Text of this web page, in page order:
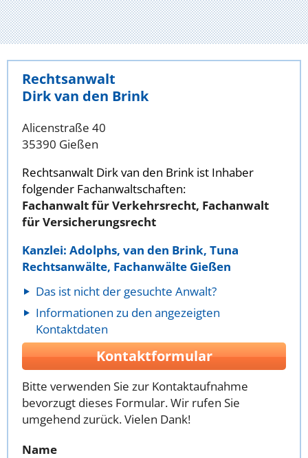
Rechtsanwalt
Dirk van den Brink
Alicenstraße 40
35390 Gießen
Rechtsanwalt Dirk van den Brink ist Inhaber
folgender Fachanwaltschaften:
Fachanwalt für Verkehrsrecht, Fachanwalt
für Versicherungsrecht
Kanzlei: Adolphs, van den Brink, Tuna
Rechtsanwälte, Fachanwälte Gießen
Das ist nicht der gesuchte Anwalt?
Informationen zu den angezeigten
Kontaktdaten
Kontaktformular
Bitte verwenden Sie zur Kontaktaufnahme
bevorzugt dieses Formular. Wir rufen Sie
umgehend zurück. Vielen Dank!
Name